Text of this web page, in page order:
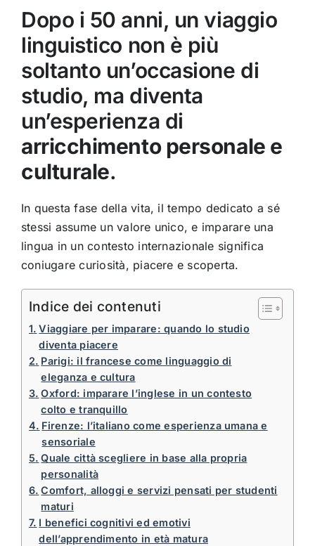
Dopo i 50 anni, un viaggio
linguistico non è più
soltanto un’occasione di
studio, ma diventa
un’esperienza di
arricchimento personale e
culturale.
In questa fase della vita, il tempo dedicato a sé
stessi assume un valore unico, e imparare una
lingua in un contesto internazionale significa
coniugare curiosità, piacere e scoperta.
Indice dei contenuti
Viaggiare per imparare: quando lo studio
diventa piacere
Parigi: il francese come linguaggio di
eleganza e cultura
Oxford: imparare l’inglese in un contesto
colto e tranquillo
Firenze: l’italiano come esperienza umana e
sensoriale
Quale città scegliere in base alla propria
personalità
Comfort, alloggi e servizi pensati per studenti
maturi
I benefici cognitivi ed emotivi
dell’apprendimento in età matura